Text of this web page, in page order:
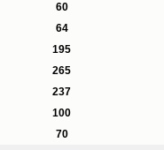
60
64
195
265
237
100
70